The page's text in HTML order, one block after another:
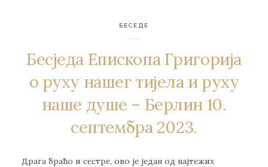
БЕСЕДЕ
Бесједа Епископа Григорија
о руху нашег тијела и руху
наше душе – Берлин 10.
септембра 2023.
Драга браћо и сестре, ово је један од најтежих